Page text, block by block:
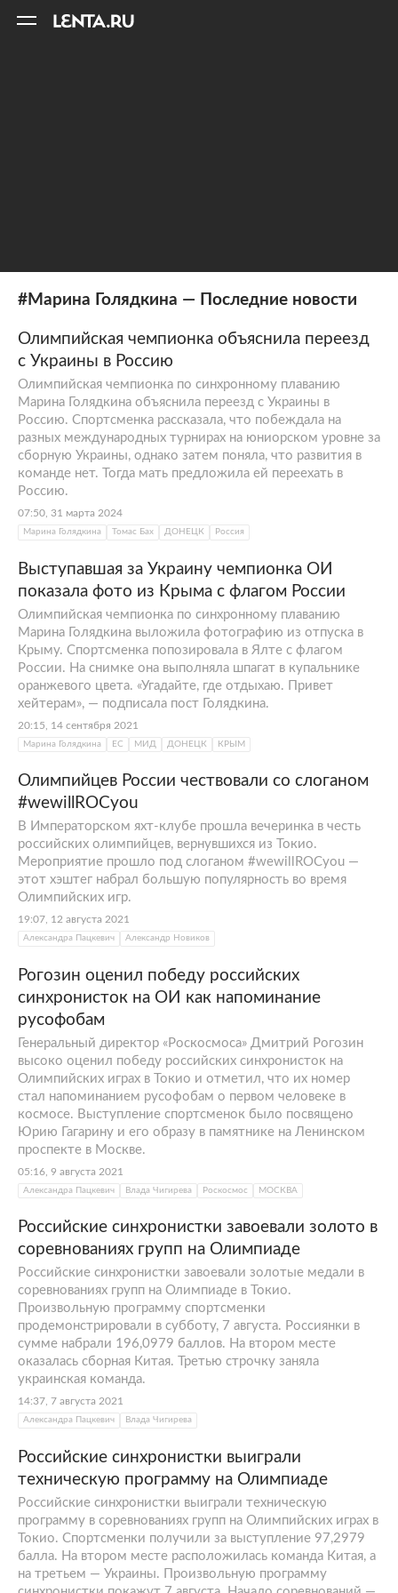
#Марина Голядкина — Последние новости
Олимпийская чемпионка объяснила переезд
с Украины в Россию
Олимпийская чемпионка по синхронному плаванию
Марина Голядкина объяснила переезд с Украины в
Россию. Спортсменка рассказала, что побеждала на
разных международных турнирах на юниорском уровне за
сборную Украины, однако затем поняла, что развития в
команде нет. Тогда мать предложила ей переехать в
Россию.
07:50, 31 марта 2024
Марина Голядкина Томас Бах ДОНЕЦК Россия
Выступавшая за Украину чемпионка ОИ
показала фото из Крыма с флагом России
Олимпийская чемпионка по синхронному плаванию
Марина Голядкина выложила фотографию из отпуска в
Крыму. Спортсменка попозировала в Ялте с флагом
России. На снимке она выполняла шпагат в купальнике
оранжевого цвета. «Угадайте, где отдыхаю. Привет
хейтерам», — подписала пост Голядкина.
20:15, 14 сентября 2021
Марина Голядкина ЕС МИД ДОНЕЦК КРЫМ
Олимпийцев России чествовали со слоганом
#wewillROCyou
В Императорском яхт-клубе прошла вечеринка в честь
российских олимпийцев, вернувшихся из Токио.
Мероприятие прошло под слоганом #wewillROCyou —
этот хэштег набрал большую популярность во время
Олимпийских игр.
19:07, 12 августа 2021
Александра Пацкевич Александр Новиков
Рогозин оценил победу российских
синхронисток на ОИ как напоминание
русофобам
Генеральный директор «Роскосмоса» Дмитрий Рогозин
высоко оценил победу российских синхронисток на
Олимпийских играх в Токио и отметил, что их номер
стал напоминанием русофобам о первом человеке в
космосе. Выступление спортсменок было посвящено
Юрию Гагарину и его образу в памятнике на Ленинском
проспекте в Москве.
05:16, 9 августа 2021
Александра Пацкевич Влада Чигирева Роскосмос МОСКВА
Российские синхронистки завоевали золото в
соревнованиях групп на Олимпиаде
Российские синхронистки завоевали золотые медали в
соревнованиях групп на Олимпиаде в Токио.
Произвольную программу спортсменки
продемонстрировали в субботу, 7 августа. Россиянки в
сумме набрали 196,0979 баллов. На втором месте
оказалась сборная Китая. Третью строчку заняла
украинская команда.
14:37, 7 августа 2021
Александра Пацкевич Влада Чигирева
Российские синхронистки выиграли
техническую программу на Олимпиаде
Российские синхронистки выиграли техническую
программу в соревнованиях групп на Олимпийских играх в
Токио. Спортсменки получили за выступление 97,2979
балла. На втором месте расположилась команда Китая, а
на третьем — Украины. Произвольную программу